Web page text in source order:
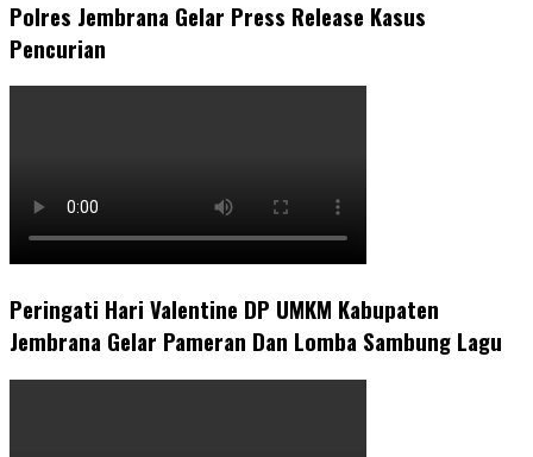
Polres Jembrana Gelar Press Release Kasus
Pencurian
Peringati Hari Valentine DP UMKM Kabupaten
Jembrana Gelar Pameran Dan Lomba Sambung Lagu